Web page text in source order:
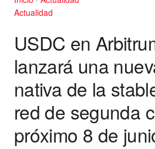
Actualidad
USDC en
lanzará una
nativa de la
red de segunda
próximo 8 de